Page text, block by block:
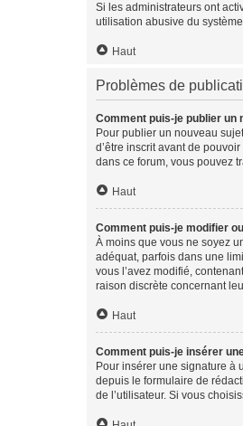
Si les administrateurs ont
utilisation abusive du
Haut
Problèmes de
Comment puis-je publier un
Pour publier un nouveau
d’être inscrit avant de
dans ce forum, vous pouvez
Haut
Comment puis-je modifier
À moins que vous ne soyez
adéquat, parfois dans une
vous l’avez modifié,
raison discrète concernant
Haut
Comment puis-je insérer
Pour insérer une signature à
depuis le formulaire de
de l’utilisateur. Si vous